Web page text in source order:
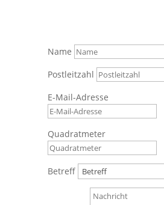
Name
Postleitzahl
E-Mail-Adresse
Quadratmeter
Betreff